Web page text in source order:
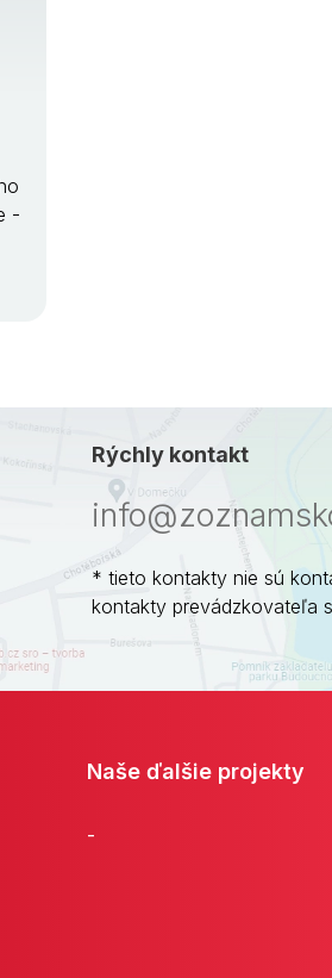
-
Rýchly kontakt
* tieto kontakty nie sú
kontakty prevádzkovateľa
Naše ďalšie projekty
-